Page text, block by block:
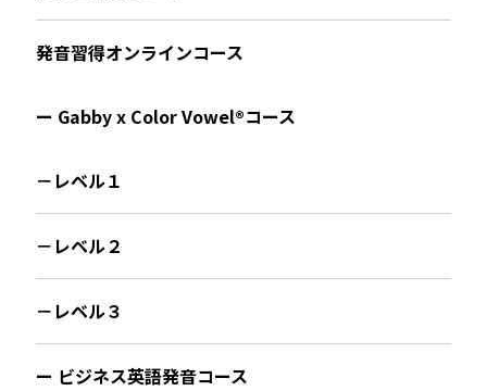
発音習得オンラインコース
ー Gabby x Color Vowel®︎コース
－レベル１
－レベル２
－レベル３
ー ビジネス英語発音コース